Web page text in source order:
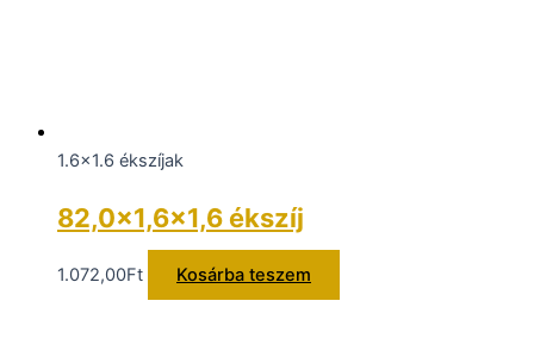
1.6x1.6 ékszíjak
82,0×1,6×1,6 ékszíj
1.072,00Ft Kosárba teszem